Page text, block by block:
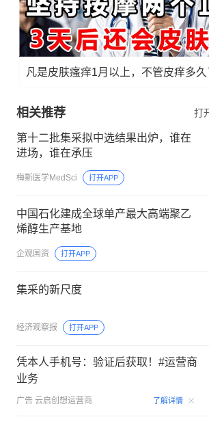
相关推荐 打
第十二批集采拟中选结果出炉，谁在
进场，谁在承压
梅斯医学MedSci 打开APP
中国石化建成全球单产最大高端聚乙
烯醇生产基地
企观国资 打开APP
集采的新尺度
经济观察报 打开APP
凭本人手机号：验证后获取！#运营商
业务
广告 云启创想运营商 了解详情